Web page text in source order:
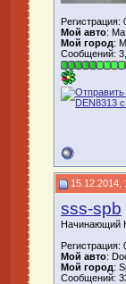
Регистрация:
Мой авто:
Мой город:
Сообщений:
15.12.2014,
sss-spb
Начинающий
Регистрация:
Мой авто:
Мой город:
Сообщений: